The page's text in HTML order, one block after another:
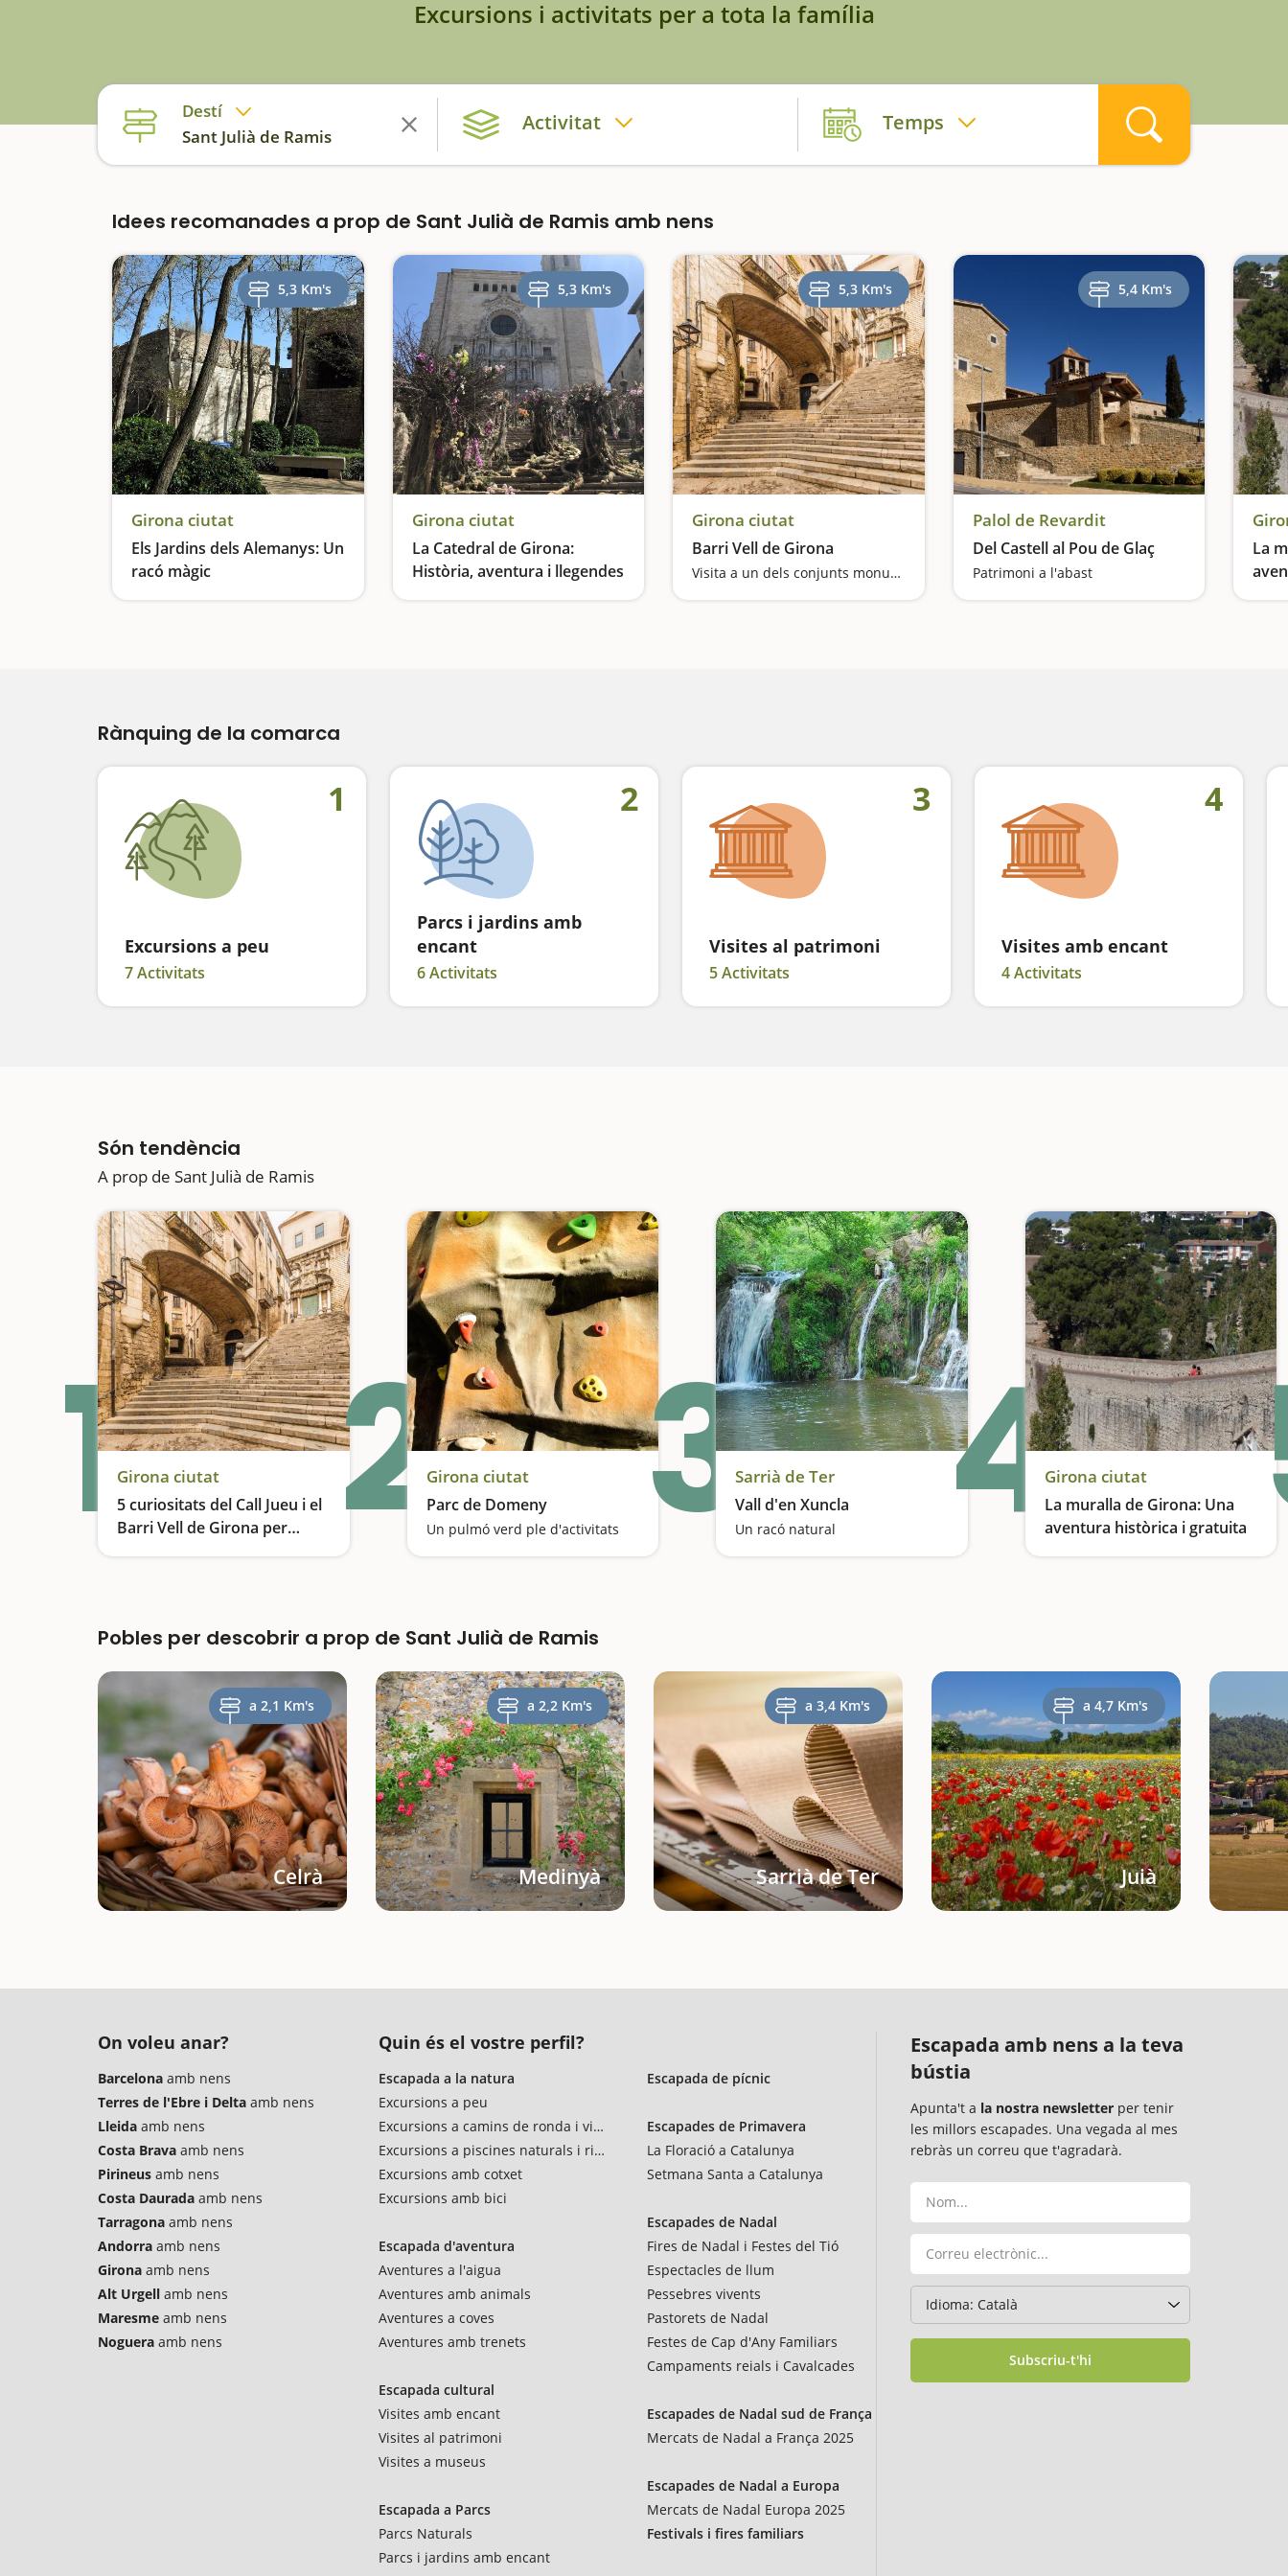
Excursions i activitats per a tota la família
Destí
Sant Julià de Ramis
Activitat Temps
Idees recomanades a prop de Sant Julià de Ramis amb nens
5,3 Km's
Girona ciutat
Els Jardins dels Alemanys: Un
racó màgic
Un espai amb molta història
5,3 Km's
Girona ciutat
La Catedral de Girona:
Història, aventura i llegendes
Un temple imponent
5,3 Km's
Girona ciutat
Barri Vell de Girona
Visita a un dels conjunts monumentals més importants de Catalunya
5,4 Km's
Palol de Revardit
Del Castell al Pou de Glaç
Patrimoni a l'abast
La
Rànquing de la comarca
1
Excursions a peu
7 Activitats
2
Parcs i jardins amb
encant
6 Activitats
3
Visites al patrimoni
5 Activitats
4
Visites amb encant
4 Activitats
Són tendència
A prop de Sant Julià de Ramis
1Girona ciutat
5 curiositats del Call Jueu i el
Barri Vell de Girona per
Ens divertim en un laberint de carrers amb molta història 2Girona ciutat
Parc de Domeny
Un pulmó verd ple d'activitats 3Sarrià de Ter
Vall d'en Xuncla
Un racó natural 4Girona ciutat
La muralla de Girona: Una
aventura històrica i gratuita
Una de les millors opcions per descobrir la ciutat
Pobles per descobrir a prop de Sant Julià de Ramis
a 2,1 Km's
Celrà
a 2,2 Km's
Medinyà
a 3,4 Km's
Sarrià de Ter
a 4,7 Km's
Juià
On voleu anar?
Barcelona amb nens
Terres de l'Ebre i Delta amb nens
Lleida amb nens
Costa Brava amb nens
Pirineus amb nens
Costa Daurada amb nens
Tarragona amb nens
Andorra amb nens
Girona amb nens
Alt Urgell amb nens
Maresme amb nens
Noguera amb nens
Quin és el vostre perfil?
Escapada a la natura
Excursions a peu
Excursions a camins de ronda i vies verdes
Excursions a piscines naturals i rius
Excursions amb cotxet
Excursions amb bici
Escapada d'aventura
Aventures a l'aigua
Aventures amb animals
Aventures a coves
Aventures amb trenets
Escapada cultural
Visites amb encant
Visites al patrimoni
Visites a museus
Escapada a Parcs
Parcs Naturals
Parcs i jardins amb encant
Escapada de pícnic
Escapades de Primavera
La Floració a Catalunya
Setmana Santa a Catalunya
Escapades de Nadal
Fires de Nadal i Festes del Tió
Espectacles de llum
Pessebres vivents
Pastorets de Nadal
Festes de Cap d'Any Familiars
Campaments reials i Cavalcades
Escapades de Nadal sud de França
Mercats de Nadal a França 2025
Escapades de Nadal a Europa
Mercats de Nadal Europa 2025
Festivals i fires familiars
Escapada amb nens a la teva
bústia
Apunta't a la nostra newsletter per tenir
les millors escapades. Una vegada al mes
rebràs un correu que t'agradarà.
Subscriu-t'hi